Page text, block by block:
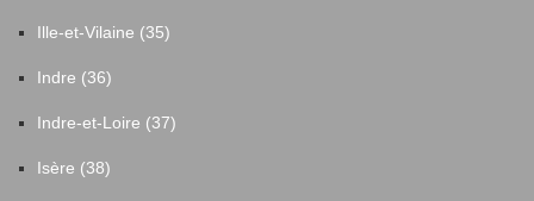
Ille-et-Vilaine (35)
Indre (36)
Indre-et-Loire (37)
Isère (38)